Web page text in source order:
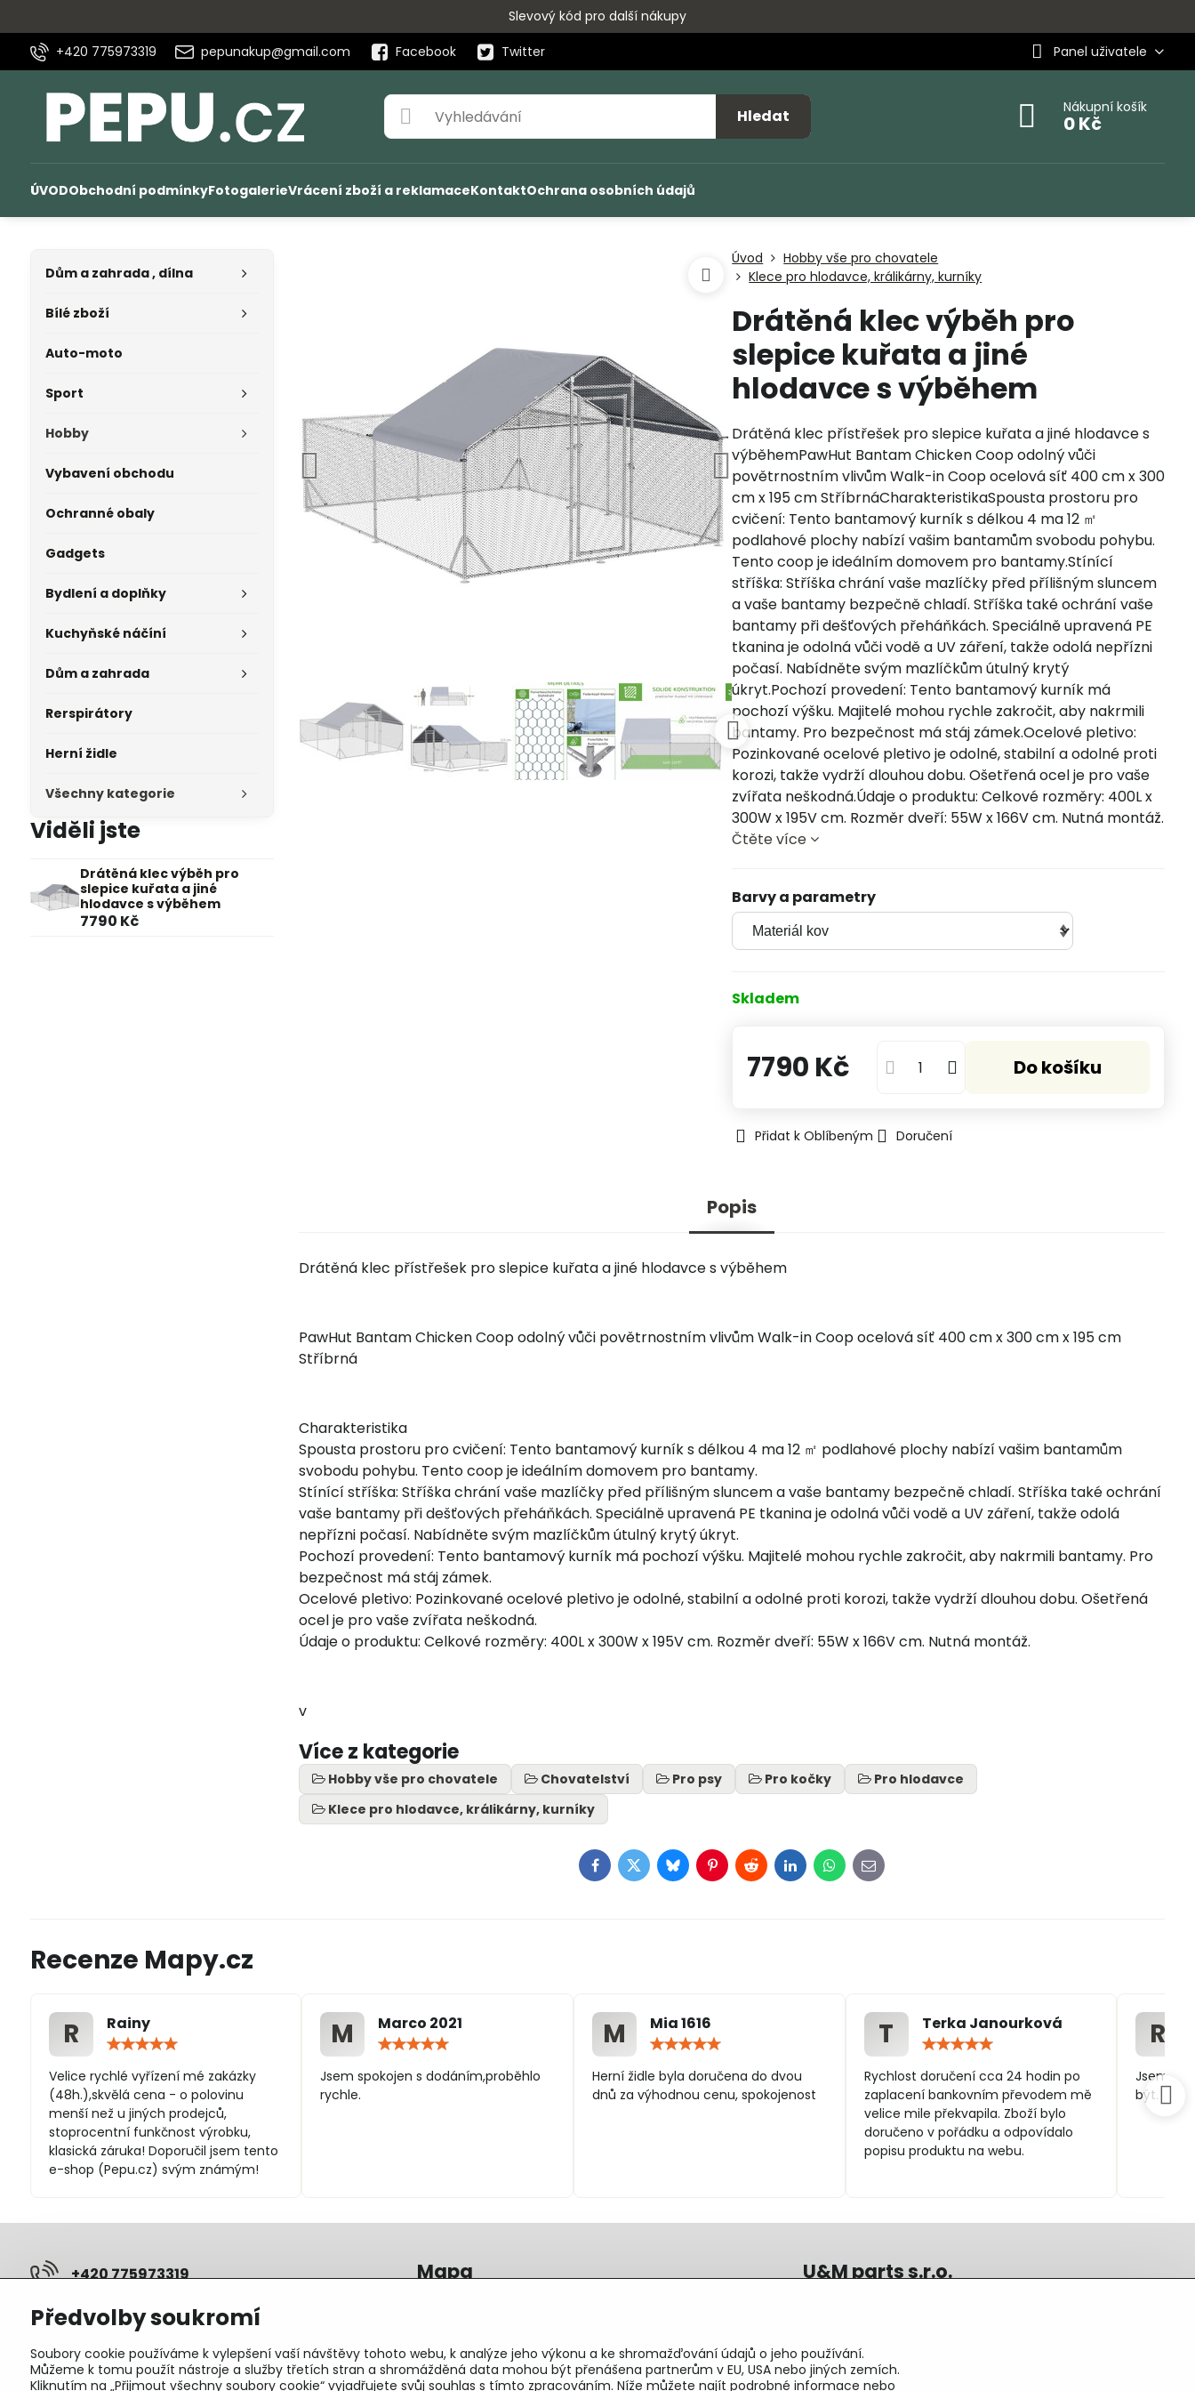
Slevový kód pro další nákupy
+420 775973319
pepunakup@gmail.com Facebook Twitter Panel uživatele
Hledat Nákupní košík
0 Kč
ÚVODObchodní podmínkyFotogalerieVrácení zboží a reklamaceKontaktOchrana osobních údajů
Úvod
Hobby vše pro chovatele
Klece pro hlodavce, králikárny, kurníky
Drátěná klec výběh pro
slepice kuřata a jiné
hlodavce s výběhem
Drátěná klec přístřešek pro slepice kuřata a jiné hlodavce s
výběhemPawHut Bantam Chicken Coop odolný vůči
povětrnostním vlivům Walk-in Coop ocelová síť 400 cm x 300
cm x 195 cm StříbrnáCharakteristikaSpousta prostoru pro
cvičení: Tento bantamový kurník s délkou 4 ma 12 ㎡
podlahové plochy nabízí vašim bantamům svobodu pohybu.
Tento coop je ideálním domovem pro bantamy.Stínící
stříška: Stříška chrání vaše mazlíčky před přílišným sluncem
a vaše bantamy bezpečně chladí. Stříška také ochrání vaše
bantamy při dešťových přeháňkách. Speciálně upravená PE
tkanina je odolná vůči vodě a UV záření, takže odolá nepřízni
počasí. Nabídněte svým mazlíčkům útulný krytý
úkryt.Pochozí provedení: Tento bantamový kurník má
pochozí výšku. Majitelé mohou rychle zakročit, aby nakrmili
bantamy. Pro bezpečnost má stáj zámek.Ocelové pletivo:
Pozinkované ocelové pletivo je odolné, stabilní a odolné proti
korozi, takže vydrží dlouhou dobu. Ošetřená ocel je pro vaše
zvířata neškodná.Údaje o produktu: Celkové rozměry: 400L x
300W x 195V cm. Rozměr dveří: 55W x 166V cm. Nutná montáž.
Čtěte více
Barvy a parametry
Skladem
7790 Kč Do košíku
Přidat k Oblíbeným Doručení
Popis
Drátěná klec přístřešek pro slepice kuřata a jiné hlodavce s výběhem
PawHut Bantam Chicken Coop odolný vůči povětrnostním vlivům Walk-in Coop ocelová síť 400 cm x 300 cm x 195 cm
Stříbrná
Charakteristika
Spousta prostoru pro cvičení: Tento bantamový kurník s délkou 4 ma 12 ㎡ podlahové plochy nabízí vašim bantamům
svobodu pohybu. Tento coop je ideálním domovem pro bantamy.
Stínící stříška: Stříška chrání vaše mazlíčky před přílišným sluncem a vaše bantamy bezpečně chladí. Stříška také ochrání
vaše bantamy při dešťových přeháňkách. Speciálně upravená PE tkanina je odolná vůči vodě a UV záření, takže odolá
nepřízni počasí. Nabídněte svým mazlíčkům útulný krytý úkryt.
Pochozí provedení: Tento bantamový kurník má pochozí výšku. Majitelé mohou rychle zakročit, aby nakrmili bantamy. Pro
bezpečnost má stáj zámek.
Ocelové pletivo: Pozinkované ocelové pletivo je odolné, stabilní a odolné proti korozi, takže vydrží dlouhou dobu. Ošetřená
ocel je pro vaše zvířata neškodná.
Údaje o produktu: Celkové rozměry: 400L x 300W x 195V cm. Rozměr dveří: 55W x 166V cm. Nutná montáž.
v
Více z kategorie
Hobby vše pro chovatele Chovatelství Pro psy Pro kočky
Pro hlodavce
Klece pro hlodavce, králikárny, kurníky
Facebook
TwitterBlueskyPinterest
RedditLinkedInWhatsApp
E-
mail
Dům a zahrada , dílna
Bílé zboží
Auto-moto
Sport
Hobby
Vybavení obchodu
Ochranné obaly
Gadgets
Bydlení a doplňky
Kuchyňské náčíní
Dům a zahrada
Rerspirátory
Herní židle
Všechny kategorie
Viděli jste
Drátěná klec výběh pro
slepice kuřata a jiné
hlodavce s výběhem
7790 Kč
Recenze Mapy.cz
R
Rainy
/
5
Velice rychlé vyřízení mé zakázky
(48h.),skvělá cena - o polovinu
menší než u jiných prodejců,
stoprocentní funkčnost výrobku,
klasická záruka! Doporučil jsem tento
e-shop (Pepu.cz) svým známým!
M
Marco 2021
/
5
Jsem spokojen s dodáním,proběhlo
rychle.
M
Mia 1616
/
5
Herní židle byla doručena do dvou
dnů za výhodnou cenu, spokojenost
T
Terka Janourková
/
5
Rychlost doručení cca 24 hodin po
zaplacení bankovním převodem mě
velice mile překvapila. Zboží bylo
doručeno v pořádku a odpovídalo
popisu produktu na webu.
R
Jsem
být.
+420 775973319
pepunakup​@gmail​.com
Objednávky
Mapa U&M parts s.r.o.
IČ 25930184
DIČ CZ25930184
ču.2500391705/2010
Předvolby soukromí
Soubory cookie používáme k vylepšení vaší návštěvy tohoto webu, k analýze jeho výkonu a ke shromažďování údajů o jeho používání.
Můžeme k tomu použít nástroje a služby třetích stran a shromážděná data mohou být přenášena partnerům v EU, USA nebo jiných zemích.
Kliknutím na „Přijmout všechny soubory cookie“ vyjadřujete svůj souhlas s tímto zpracováním. Níže můžete najít podrobné informace nebo